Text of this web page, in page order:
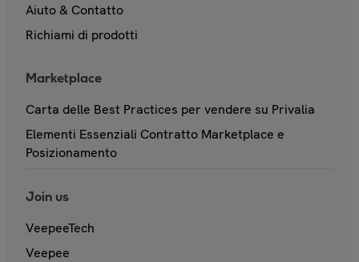
Aiuto & Contatto
Richiami di prodotti
Marketplace
Carta delle Best Practices per vendere su Privalia
Elementi Essenziali Contratto Marketplace e
Posizionamento
Join us
VeepeeTech
Veepee